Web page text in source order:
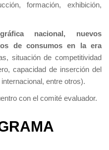
formación, exhibición,
nacional, nuevos
de consumos en la era
situación de competitividad
capacidad de inserción del
entre otros).
con el comité evaluador.